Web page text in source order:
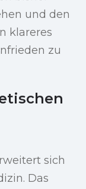
und den
klareres
zu
sich
Das